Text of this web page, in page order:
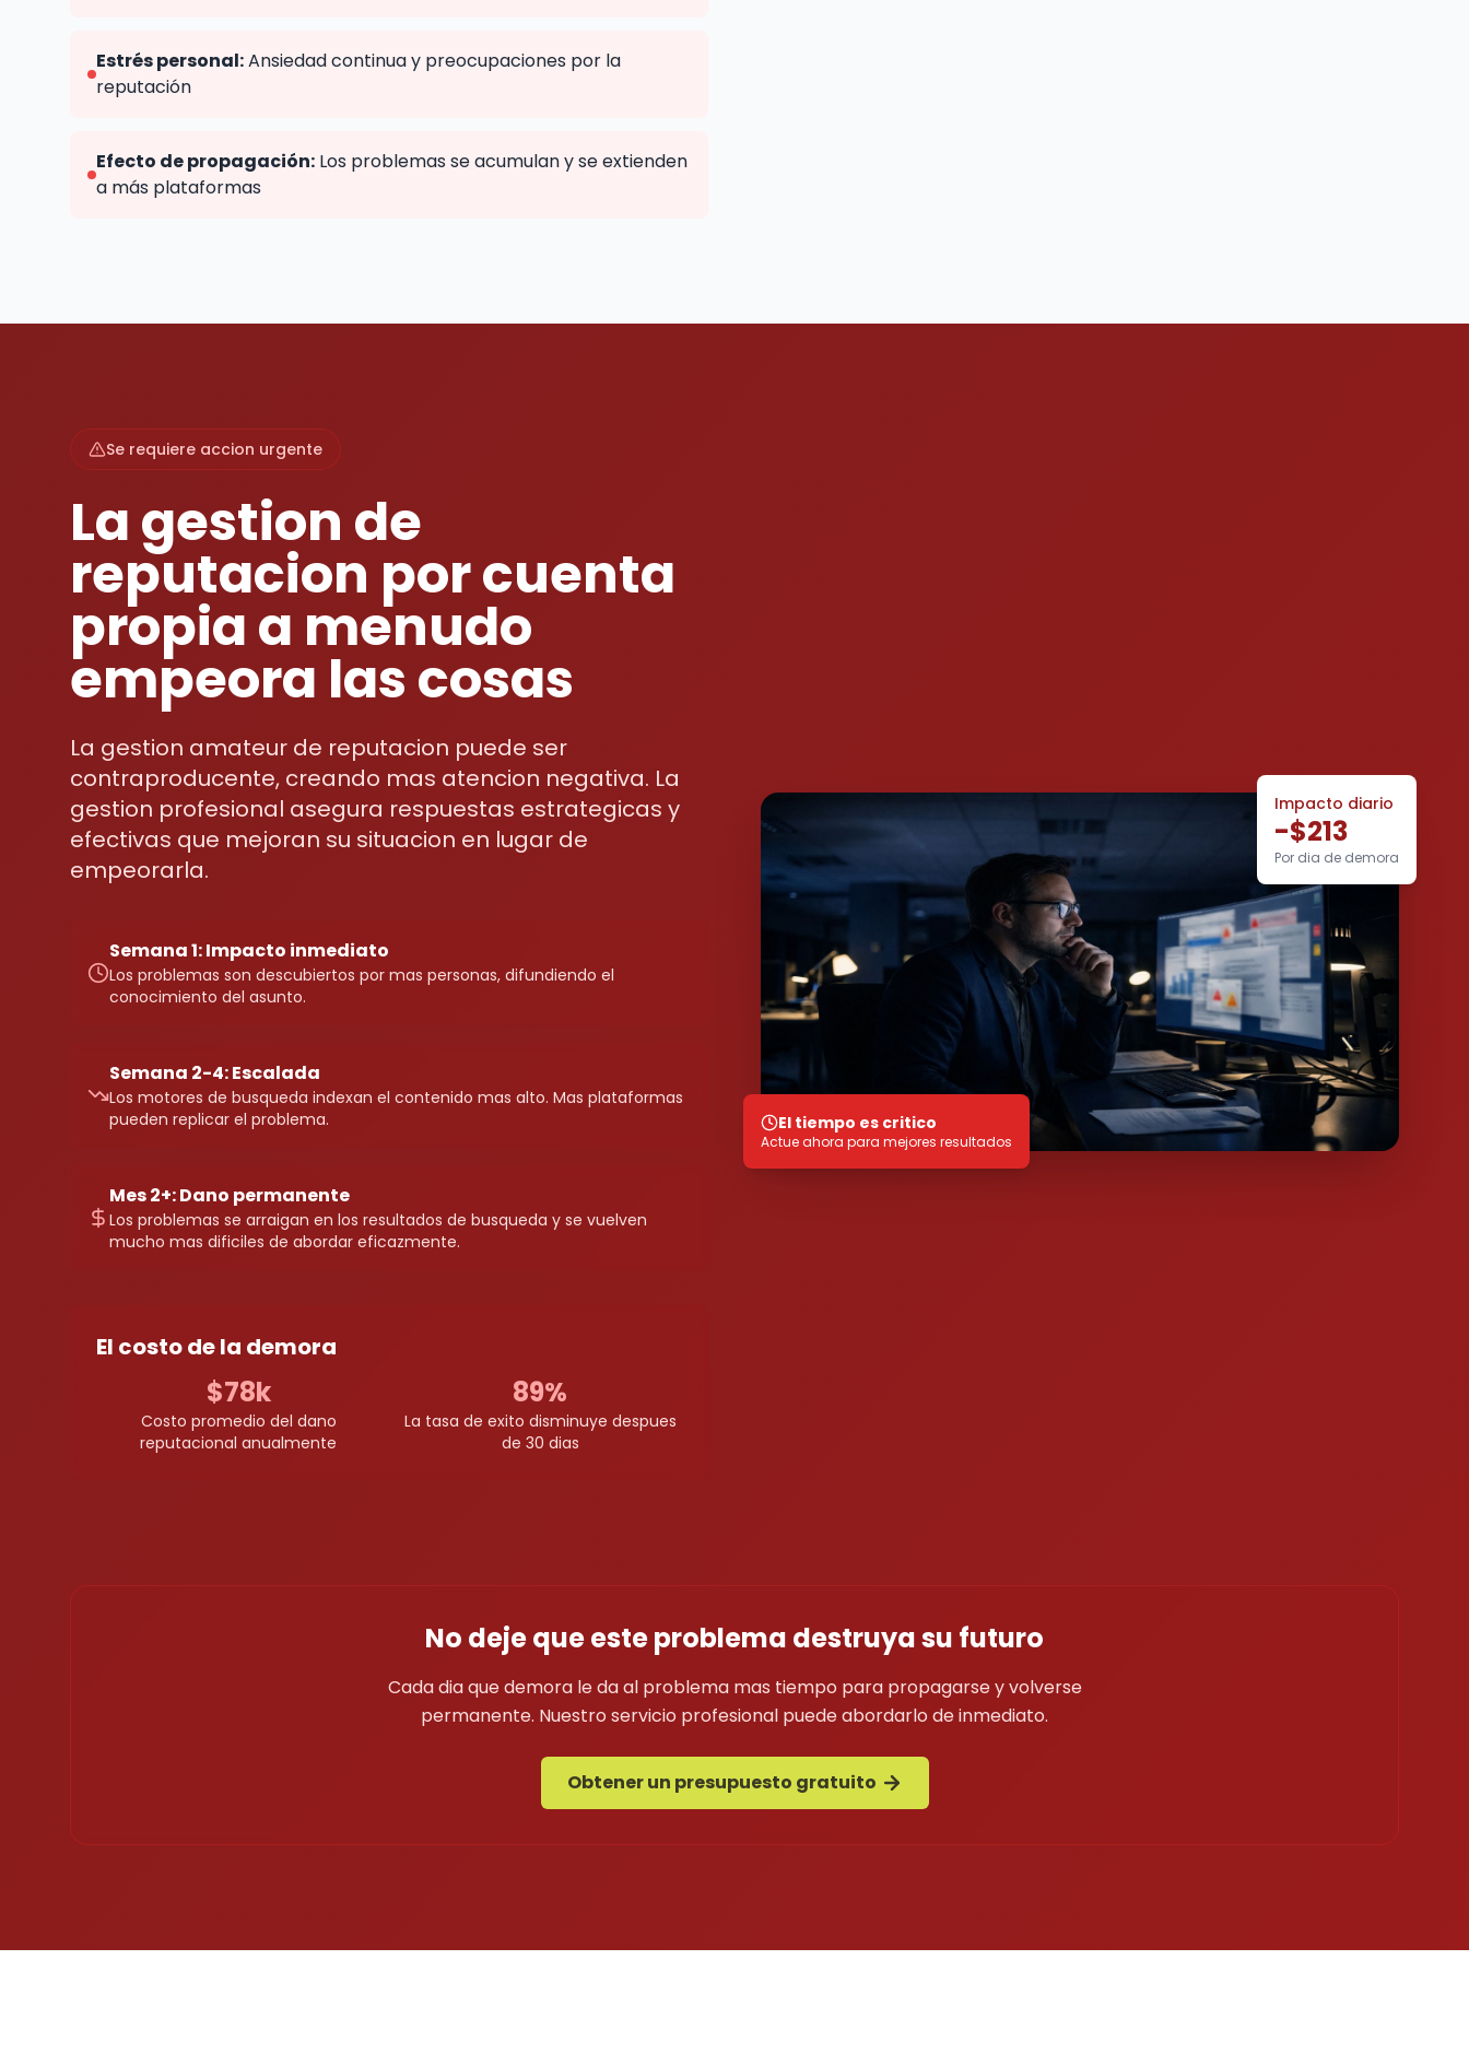
Estrés personal:Ansiedad continua y preocupaciones por la
reputación
Efecto de propagación: Los problemas se acumulan y se extienden
a más plataformas
Se requiere accion urgente
La gestion de
reputacion por cuenta
propia a menudo
empeora las cosas
La gestion amateur de reputacion puede ser
contraproducente, creando mas atencion negativa. La
gestion profesional asegura respuestas estrategicas y
efectivas que mejoran su situacion en lugar de
empeorarla.
Semana 1: Impacto inmediato
Los problemas son descubiertos por mas personas, difundiendo el
conocimiento del asunto.
Semana 2-4: Escalada
Los motores de busqueda indexan el contenido mas alto. Mas plataformas
pueden replicar el problema.
Mes 2+: Dano permanente
Los problemas se arraigan en los resultados de busqueda y se vuelven
mucho mas dificiles de abordar eficazmente.
El costo de la demora
$78k
Costo promedio del dano
reputacional anualmente
89%
La tasa de exito disminuye despues
de 30 dias
Impacto diario
-$213
Por dia de demora
El tiempo es critico
Actue ahora para mejores resultados
No deje que este problema destruya su futuro
Cada dia que demora le da al problema mas tiempo para propagarse y volverse
permanente. Nuestro servicio profesional puede abordarlo de inmediato.
Obtener un presupuesto gratuito